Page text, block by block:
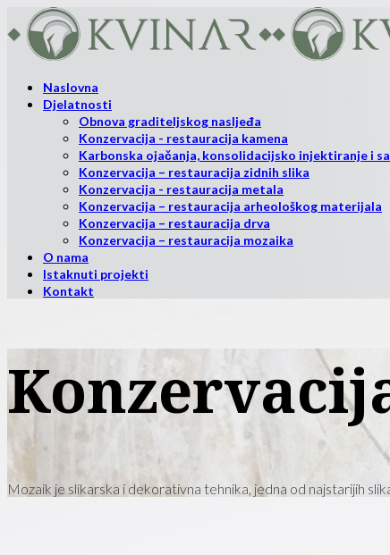
Naslovna
Djelatnosti
Obnova graditeljskog nasljeđa
Konzervacija - restauracija kamena
Karbonska ojačanja, konsolidacijsko injektiranje i
Konzervacija – restauracija zidnih slika
Konzervacija - restauracija metala
Konzervacija – restauracija arheološkog materijala
Konzervacija – restauracija drva
Konzervacija – restauracija mozaika
O nama
Istaknuti projekti
Kontakt
Mozaik je slikarska i dekorativna tehnika, jedna od najstarijih